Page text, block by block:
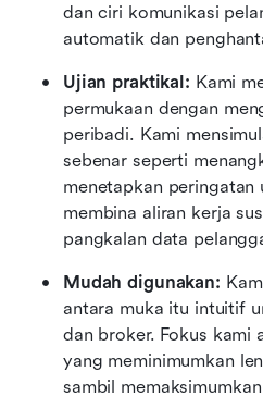
dan ciri komunikasi
automatik dan
Ujian praktikal: Kami
permukaan dengan
peribadi. Kami
sebenar seperti
menetapkan peringatan
membina aliran kerja
pangkalan data
Mudah digunakan:
antara muka itu intuitif
dan broker. Fokus kami
yang meminimumkan
sambil